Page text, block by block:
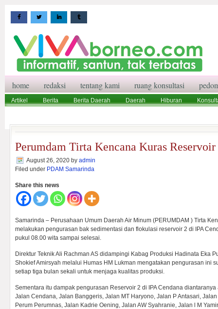
home redaksi tentang kami ruang konsultasi
Artikel Berita Berita Daerah Daerah Hiburan
Perumdam Tirta Kencana Kuras Reservoir
August 26, 2020 by admin
Filed under PDAM Samarinda
Share this news
Samarinda – Perusahaan Umum Daerah Air Minum (PERUMDAM ) Tirta
melakukan pengurasan bak sedimentasi dan flokulasi reservoir 2 di IPA
pukul 08.00 wita sampai selesai.
Direktur Teknik Ali Rachman AS didampingi Kabag Produksi Hadinata Eka
Shokief Amirsyah melalui Humas HM Lukman mengatakan pengurasan ini
setiap tiga bulan sekali untuk menjaga kualitas produksi.
Sementara itu dampak pengurasan Reservoir 2 di IPA Cendana
Jalan Cendana, Jalan Banggeris, Jalan MT Haryono, Jalan P Antasari,
Perum Perumnas, Jalan Kadrie Oening, Jalan AW Syahranie, Jalan l M